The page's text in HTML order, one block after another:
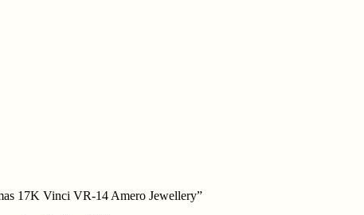
17K Vinci VR-14 Amero Jewellery”